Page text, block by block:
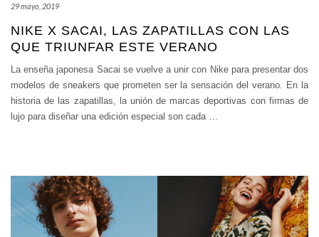
29 mayo, 2019
NIKE X SACAI, LAS ZAPATILLAS CON LAS
QUE TRIUNFAR ESTE VERANO
La enseña japonesa Sacai se vuelve a unir con Nike para presentar dos
modelos de sneakers que prometen ser la sensación del verano. En la
historia de las zapatillas, la unión de marcas deportivas con firmas de
lujo para diseñar una edición especial son cada